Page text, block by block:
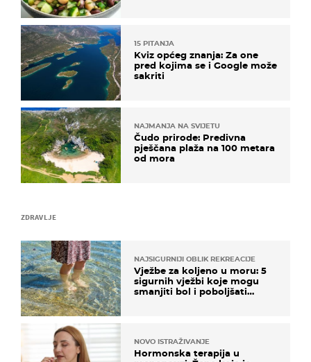
ZDRAVLJE
NAJSIGURNIJI OBLIK REKREACIJE
Vježbe za koljeno u moru: 5
sigurnih vježbi koje mogu
smanjiti bol i poboljšati
NOVO ISTRAŽIVANJE
Hormonska terapija u
15 PITANJA
Kviz općeg znanja: Za one
pred kojima se i Google može
sakriti
NAJMANJA NA SVIJETU
Čudo prirode: Predivna
pješčana plaža na 100 metara
od mora